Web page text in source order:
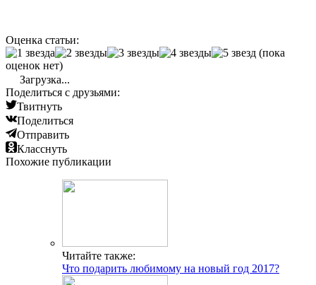
Оценка статьи:
(пока
оценок нет)
Загрузка...
Поделиться с друзьями:
Твитнуть
Поделиться
Отправить
Класснуть
Похожие публикации
Читайте также:
Что подарить любимому на новый год 2017?